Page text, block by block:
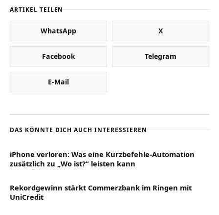
ARTIKEL TEILEN
WhatsApp X
Facebook Telegram
E-Mail
DAS KÖNNTE DICH AUCH INTERESSIEREN
iPhone verloren: Was eine Kurzbefehle-Automation
zusätzlich zu „Wo ist?“ leisten kann
Rekordgewinn stärkt Commerzbank im Ringen mit
UniCredit